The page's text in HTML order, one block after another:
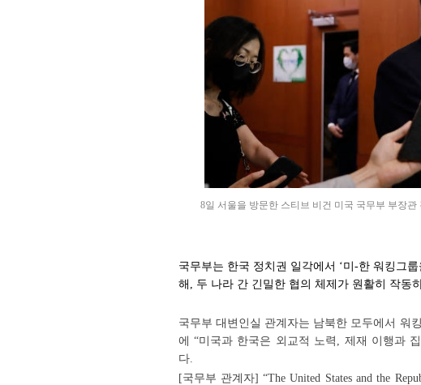
8일 서울을 방문한 스티브 비건 미국 국무부 부장
국무부는 한국 정치권 일각에서 ‘미-한 워킹그
해, 두 나라 간 긴밀한 협의 체제가 원활히 작동
국무부 대변인실 관계자는 남북한 모두에서 워
에 “미국과 한국은 외교적 노력, 제재 이행과
다.
[국무부 관계자] “The United States and the